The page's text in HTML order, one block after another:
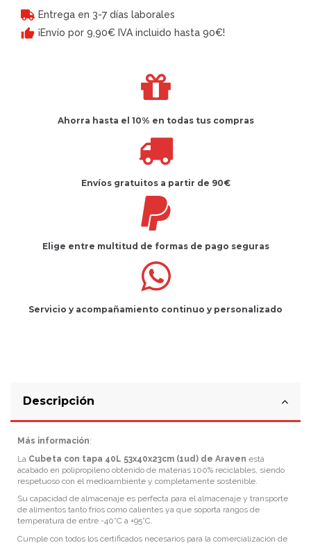
Entrega en 3-7 días laborales
¡Envío por 9,90€ IVA incluido hasta 90€!
Ahorra hasta el 10% en todas tus compras
Envíos gratuitos a partir de 90€
Elige entre multitud de formas de pago seguras
Servicio y acompañamiento continuo y personalizado
Descripción
Más información:
La Cubeta con tapa 40L 53x40x23cm (1ud) de Araven está
acabado en polipropileno obtenido de materias 100% reciclables, siendo
respetuoso con el medioambiente y completamente sostenible.
Su capacidad de almacenaje es perfecta para el almacenaje y transporte
de alimentos tanto fríos como calientes ya que soporta rangos de
temperatura de entre -40°C a +95°C.
Cumple con todos los certificados necesarios para la comercialización de